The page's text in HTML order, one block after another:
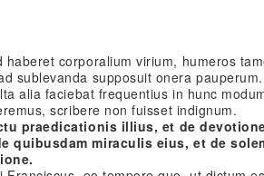
haberet corporalium virium, humeros
sublevanda supposuit onera
alia faciebat frequentius in hunc
scribere non fuisset indignum.
praedicationis illius, et de
quibusdam miraculis eius, et de